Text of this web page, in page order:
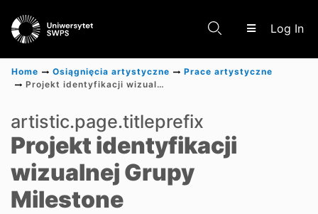
Log In
Scientific research results
Home Osiągnięcia artystyczne
Prace artystyczne
Projekt identyfikacji wizualnej Grupy Milestone
artistic.page.titleprefix
Projekt identyfikacji
wizualnej Grupy
Milestone